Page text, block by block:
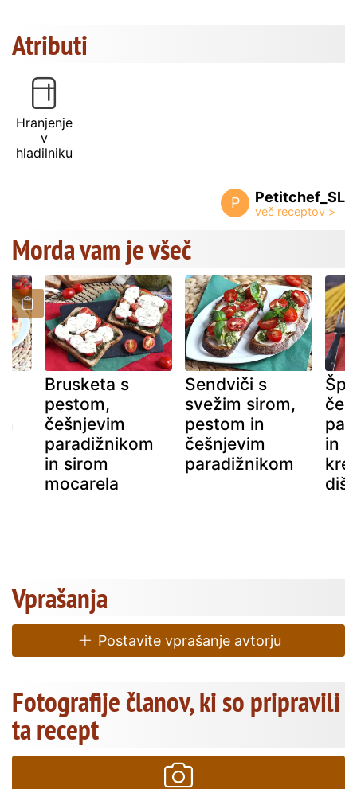
Atributi
Hranjenje
v
hladilniku
P Petitchef_SL
Morda vam je všeč
Brusketa s
pestom,
češnjevim
paradižnikom
in sirom
mocarela
Sendviči s
svežim sirom,
pestom in
češnjevim
paradižnikom
in
Vprašanja
Postavite vprašanje avtorju
Fotografije članov, ki so pripravili
ta recept